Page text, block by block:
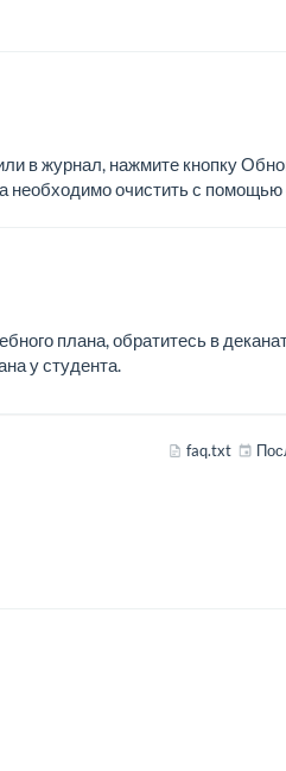
в журнал, нажмите кнопку
необходимо очистить с помощью
плана, обратитесь в
у студента.
faq.txt